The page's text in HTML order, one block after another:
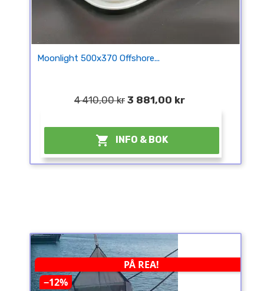
Moonlight 500x370 Offshore...
4 410,00 kr 3 881,00 kr
 INFO & BOK
PÅ REA!
−12%